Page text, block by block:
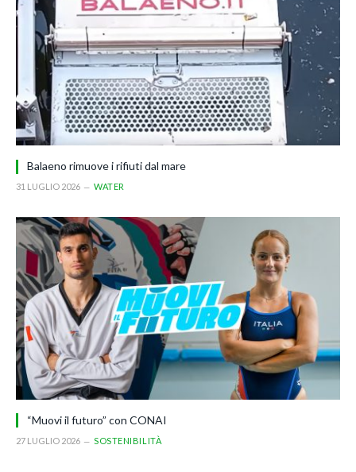
Balaeno rimuove i rifiuti dal mare
31 LUGLIO 2026 WATER
“Muovi il futuro” con CONAI
27 LUGLIO 2026 SOSTENIBILITÀ